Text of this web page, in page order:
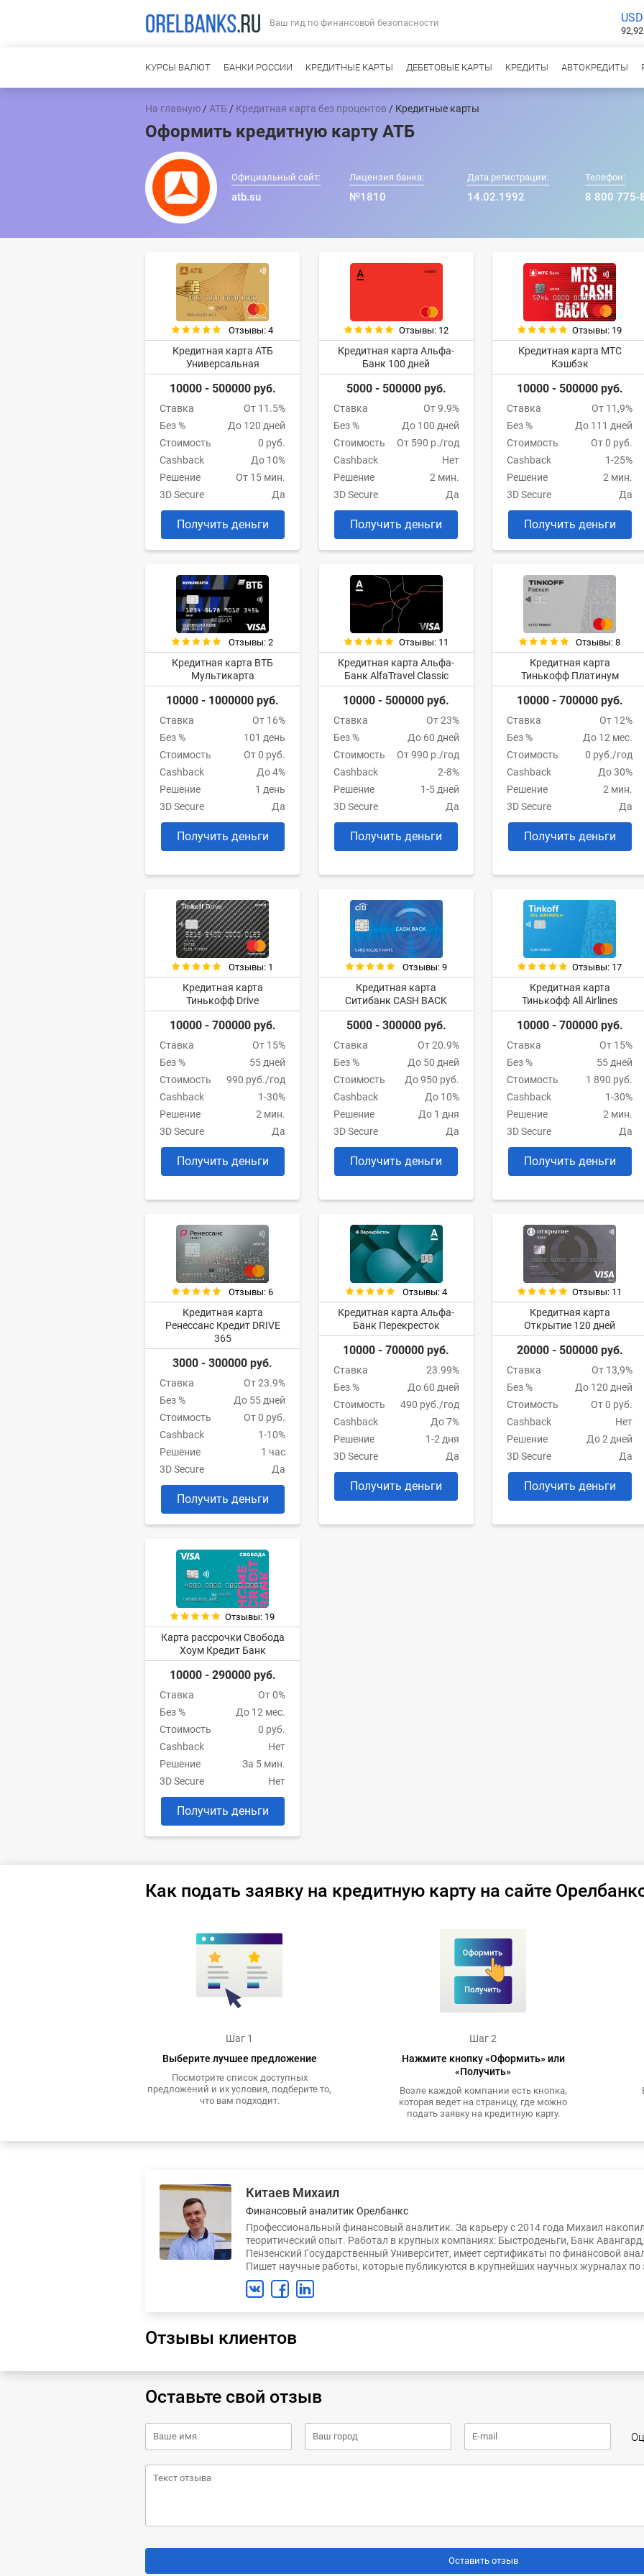
Ваш гид по финансовой безопасности USD
92,92
КУРСЫ ВАЛЮТ БАНКИ РОССИИ КРЕДИТНЫЕ КАРТЫ ДЕБЕТОВЫЕ КАРТЫ КРЕДИТЫ АВТОКРЕДИТЫ
На главную /АТБ / Кредитная карта без процентов / Кредитные карты
Оформить кредитную карту АТБ
Официальный сайт:
atb.su
Лицензия банка:
№1810
Дата регистрации:
14.02.1992
Телефон:
8 800 775-
Отзывы: 4
Кредитная карта АТБ
Универсальная
10000 - 500000 руб.
Ставка
От 11.5%
Без %
До 120 дней
Стоимость
0 руб.
Cashback
До 10%
Решение
От 15 мин.
3D Secure
Да
Получить деньги
Отзывы: 12
Кредитная карта Альфа-
Банк 100 дней
5000 - 500000 руб.
Ставка
От 9.9%
Без %
До 100 дней
Стоимость
От 590 р./год
Cashback
Нет
Решение
2 мин.
3D Secure
Да
Получить деньги
Отзывы: 19
Кредитная карта МТС
Кэшбэк
10000 - 500000 руб.
Ставка
От 11,9%
Без %
До 111 дней
Стоимость
От 0 руб.
Cashback
1-25%
Решение
2 мин.
3D Secure
Да
Получить деньги
Отзывы: 2
Кредитная карта ВТБ
Мультикарта
10000 - 1000000 руб.
Ставка
От 16%
Без %
101 день
Стоимость
От 0 руб.
Cashback
До 4%
Решение
1 день
3D Secure
Да
Получить деньги
Отзывы: 11
Кредитная карта Альфа-
Банк AlfaTravel Classic
10000 - 500000 руб.
Ставка
От 23%
Без %
До 60 дней
Стоимость
От 990 р./год
Cashback
2-8%
Решение
1-5 дней
3D Secure
Да
Получить деньги
Отзывы: 8
Кредитная карта
Тинькофф Платинум
10000 - 700000 руб.
Ставка
От 12%
Без %
До 12 мес.
Стоимость
0 руб./год
Cashback
До 30%
Решение
2 мин.
3D Secure
Да
Получить деньги
Отзывы: 1
Кредитная карта
Тинькофф Drive
10000 - 700000 руб.
Ставка
От 15%
Без %
55 дней
Стоимость
990 руб./год
Cashback
1-30%
Решение
2 мин.
3D Secure
Да
Получить деньги
Отзывы: 9
Кредитная карта
Ситибанк CASH BACK
5000 - 300000 руб.
Ставка
От 20.9%
Без %
До 50 дней
Стоимость
До 950 руб.
Cashback
До 10%
Решение
До 1 дня
3D Secure
Да
Получить деньги
Отзывы: 17
Кредитная карта
Тинькофф All Airlines
10000 - 700000 руб.
Ставка
От 15%
Без %
55 дней
Стоимость
1 890 руб.
Cashback
1-30%
Решение
2 мин.
3D Secure
Да
Получить деньги
Отзывы: 6
Кредитная карта
Ренессанс Кредит DRIVE
365
3000 - 300000 руб.
Ставка
От 23.9%
Без %
До 55 дней
Стоимость
От 0 руб.
Cashback
1-10%
Решение
1 час
3D Secure
Да
Получить деньги
Отзывы: 4
Кредитная карта Альфа-
Банк Перекресток
10000 - 700000 руб.
Ставка
23.99%
Без %
До 60 дней
Стоимость
490 руб./год
Cashback
До 7%
Решение
1-2 дня
3D Secure
Да
Получить деньги
Отзывы: 11
Кредитная карта
Открытие 120 дней
20000 - 500000 руб.
Ставка
От 13,9%
Без %
До 120 дней
Стоимость
От 0 руб.
Cashback
Нет
Решение
До 2 дней
3D Secure
Да
Получить деньги
Отзывы: 19
Карта рассрочки Свобода
Хоум Кредит Банк
10000 - 290000 руб.
Ставка
От 0%
Без %
До 12 мес.
Стоимость
0 руб.
Cashback
Нет
Решение
За 5 мин.
3D Secure
Нет
Получить деньги
Как подать заявку на кредитную карту на сайте
Шаг 1
Выберите лучшее предложение
Посмотрите список доступных
предложений и их условия, подберите то,
что вам подходит.
Шаг 2
Нажмите кнопку «Оформить» или
«Получить»
Возле каждой компании есть кнопка,
которая ведет на страницу, где можно
подать заявку на кредитную карту.
Китаев Михаил
Финансовый аналитик Орелбанкс
Профессиональный финансовый аналитик. За карьеру с 2014 года Михаил
теоритический опыт. Работал в крупных компаниях: Быстроденьги, Банк
Пензенский Государственный Университет, имеет сертификаты по финансовой
Пишет научные работы, которые публикуются в крупнейших научных журналах по
Отзывы клиентов
Оставьте свой отзыв